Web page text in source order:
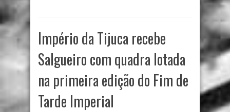
Império da Tijuca recebe
Salgueiro com quadra lotada
na primeira edição do Fim de
Tarde Imperial